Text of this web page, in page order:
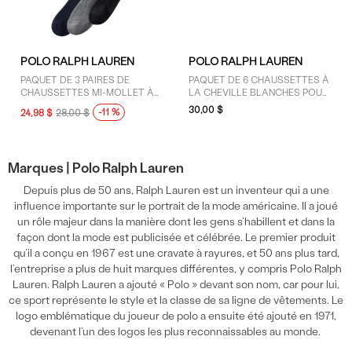
GENRE
Femmes (1)
Hommes (1)
MARQUES
Polo Ralph Lauren (2)
PRIX
30 $ - 50 $ (1)
Moins de 30 $ (1)
POLO RALPH LAUREN
PAQUET DE 3 PAIRES DE
CHAUSSETTES MI-MOLLET À
MOTIFS CLASSIQUES GRISES,
BLEU MARINE ET NOIRES POUR
24,98 $ 28,00 $ -11 %
POLO RALPH LAUREN
PAQUET DE 6 CHAUSSETTES À
LA CHEVILLE BLANCHES POUR
FEMMES
30,00 $
Marques | Polo Ralph Lauren
Depuis plus de 50 ans, Ralph Lauren est un inventeur qui a une
influence importante sur le portrait de la mode américaine. Il a joué
un rôle majeur dans la manière dont les gens s’habillent et dans la
façon dont la mode est publicisée et célébrée. Le premier produit
qu’il a conçu en 1967 est une cravate à rayures, et 50 ans plus tard,
l’entreprise a plus de huit marques différentes, y compris Polo Ralph
Lauren. Ralph Lauren a ajouté « Polo » devant son nom, car pour lui,
ce sport représente le style et la classe de sa ligne de vêtements. Le
logo emblématique du joueur de polo a ensuite été ajouté en 1971,
devenant l’un des logos les plus reconnaissables au monde.